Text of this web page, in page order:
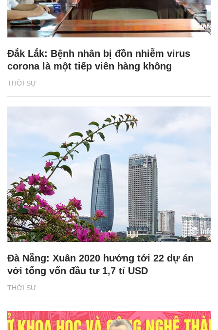
THỜI SỰ
Đắk Lắk: Bệnh nhân bị đồn nhiễm virus
corona là một tiếp viên hàng không
THỜI SỰ
Đà Nẵng: Xuân 2020 hướng tới 22 dự án
với tổng vốn đầu tư 1,7 tỉ USD